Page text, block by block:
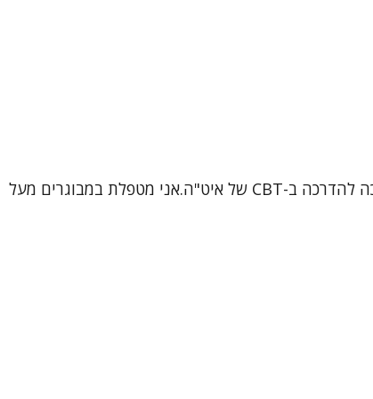
שמי ורוניקה, עובדת סוציאלית קלינית (MSW), פסיכותרפיסטית ומטפלת קוגניטיבית-התנהגותית (CBT) מוסמכת, בתהליך הסמכה להדרכה ב-CBT של איט"ה.אני מטפלת במבוגרים מעל